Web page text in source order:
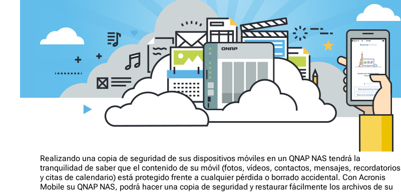
Realizando una copia de seguridad de sus dispositivos móviles en un QNAP NAS tendrá la
tranquilidad de saber que el contenido de su móvil (fotos, vídeos, contactos, mensajes, recordatorios
y citas de calendario) está protegido frente a cualquier pérdida o borrado accidental. Con Acronis
Mobile su QNAP NAS, podrá hacer una copia de seguridad y restaurar fácilmente los archivos de su